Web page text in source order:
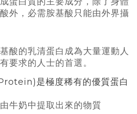
外，必需胺基酸只能由外界攝
酸的乳清蛋白成為大量運動人
要求的人士的首選。
是極度稀有的優質蛋白
牛奶中提取出來的物質